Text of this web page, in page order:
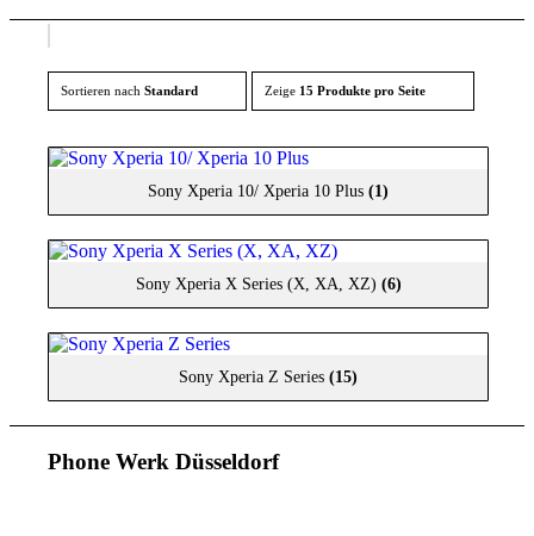
Sortieren nachStandard Zeige 15 Produkte pro Seite
Sony Xperia 10/ Xperia 10 Plus (1)
Sony Xperia X Series (X, XA, XZ) (6)
Sony Xperia Z Series (15)
Phone Werk Düsseldorf